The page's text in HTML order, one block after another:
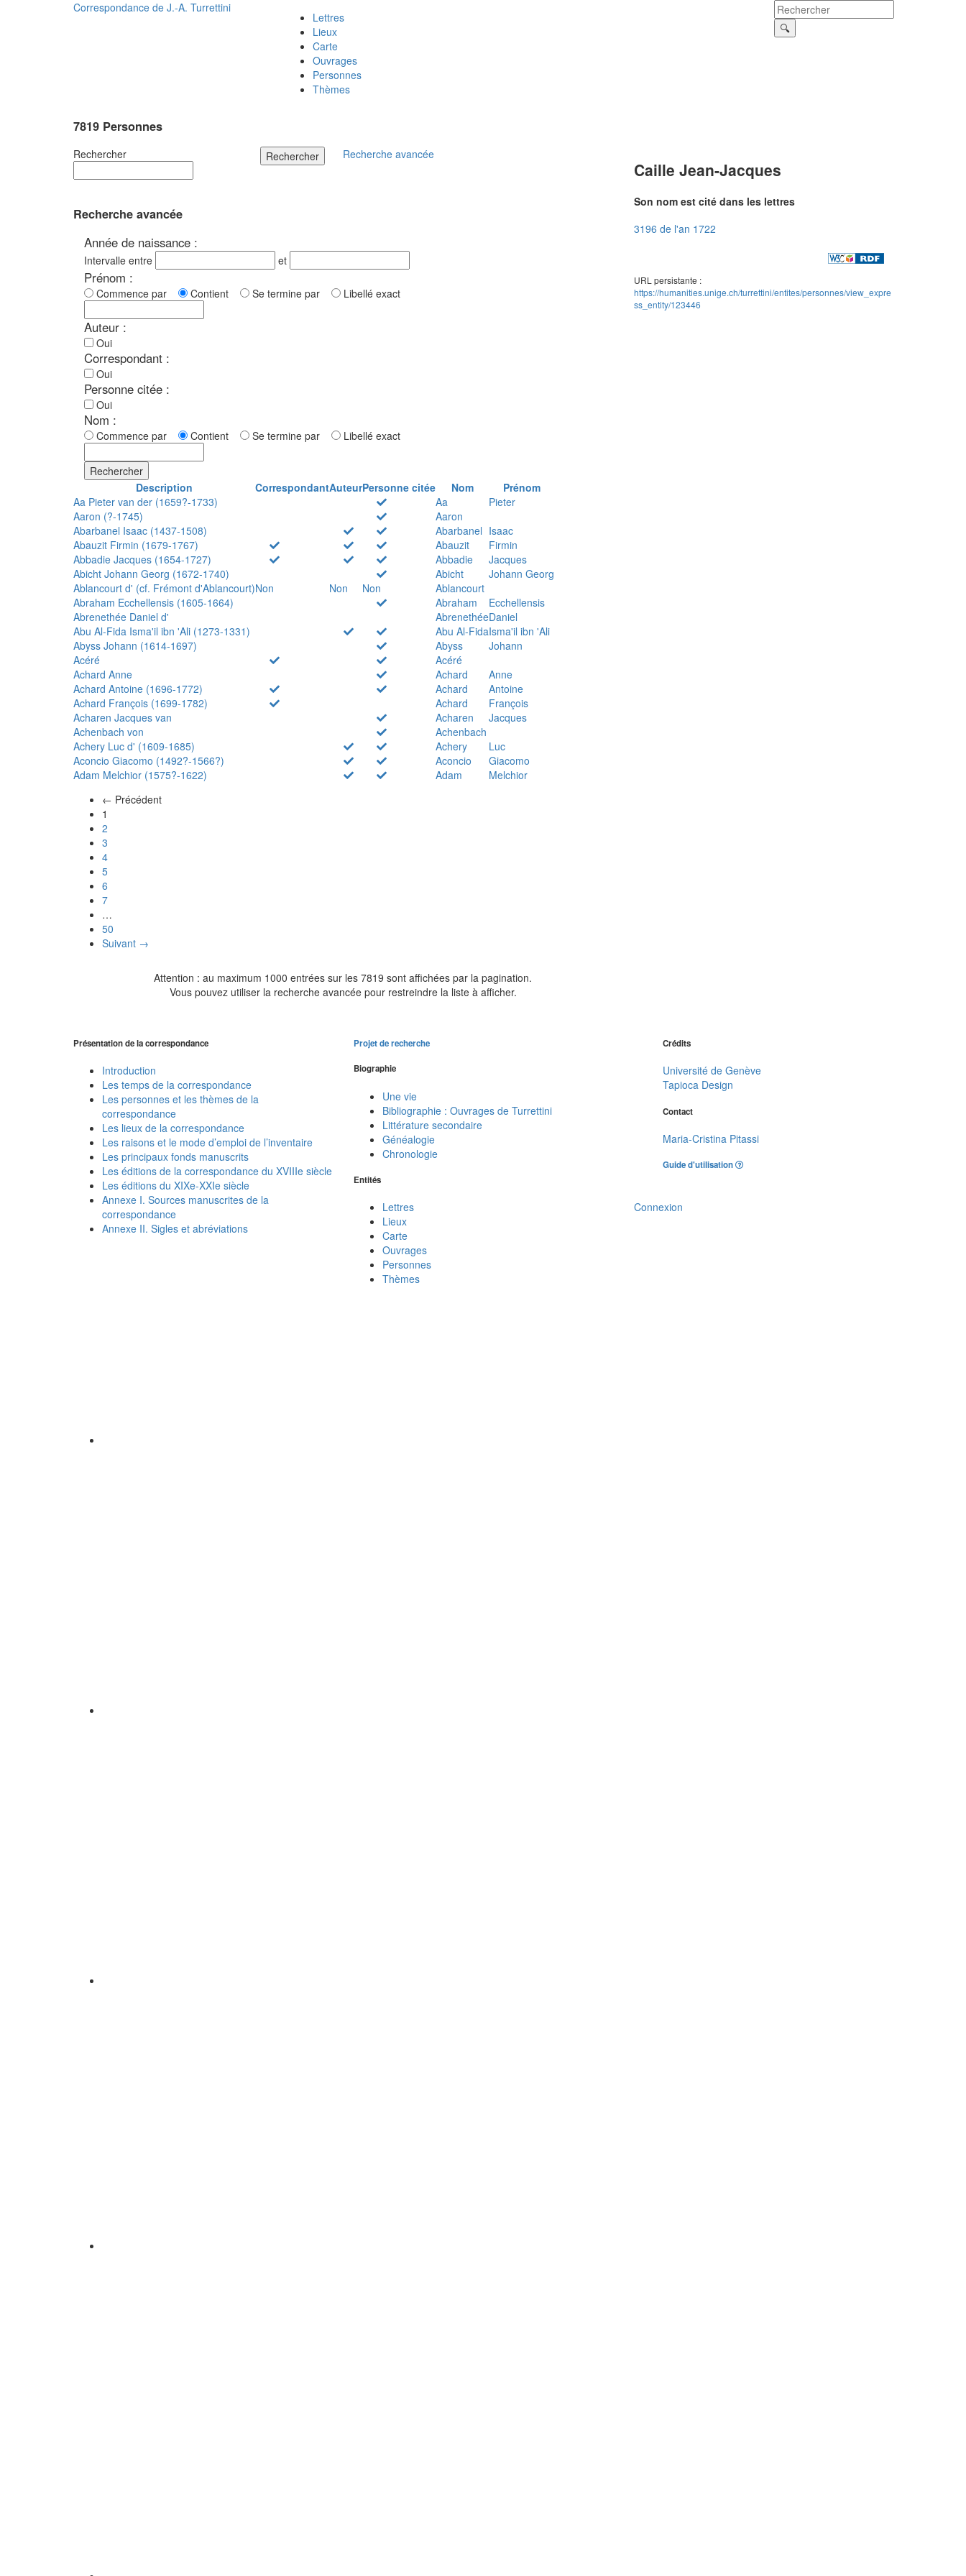
Correspondance de J.-A. Turrettini
Lettres
Lieux
Carte
Ouvrages
Personnes
Thèmes
7819 Personnes
Rechercher Rechercher Recherche avancée
Recherche avancée
Année de naissance :
Intervalle entre et
Prénom :
Commence par Contient Se termine par Libellé exact
Auteur :
Oui
Correspondant :
Oui
Personne citée :
Oui
Nom :
Commence par Contient Se termine par Libellé exact
Rechercher
Description
CorrespondantAuteurPersonne citée Nom
Prénom
Aa Pieter van der (1659?-1733)
Aa
Pieter
Aaron (?-1745)
Aaron
Abarbanel Isaac (1437-1508)
Abarbanel Isaac
Abauzit Firmin (1679-1767)
Abauzit
Firmin
Abbadie Jacques (1654-1727)
Abbadie
Jacques
Abicht Johann Georg (1672-1740)
Abicht
Johann Georg
Ablancourt d' (cf. Frémont d'Ablancourt)Non Non Non
Ablancourt
Abraham Ecchellensis (1605-1664)
Abraham
Ecchellensis
Abrenethée Daniel d'
AbrenethéeDaniel
Abu Al-Fida Isma'il ibn 'Ali (1273-1331)
Abu Al-FidaIsma'il ibn 'Ali
Abyss Johann (1614-1697)
Abyss
Johann
Acéré
Acéré
Achard Anne
Achard
Anne
Achard Antoine (1696-1772)
Achard
Antoine
Achard François (1699-1782)
Achard
François
Acharen Jacques van
Acharen
Jacques
Achenbach von
Achenbach
Achery Luc d' (1609-1685)
Achery
Luc
Aconcio Giacomo (1492?-1566?)
Aconcio
Giacomo
Adam Melchior (1575?-1622)
Adam
Melchior
← Précédent
1
2
3
4
5
6
7
…
50
Suivant →
Attention : au maximum 1000 entrées sur les 7819 sont affichées par la pagination.
Vous pouvez utiliser la recherche avancée pour restreindre la liste à afficher.
Caille Jean-Jacques
Son nom est cité dans les lettres
3196 de l'an 1722
URL persistante :
https://humanities.unige.ch/turrettini/entites/personnes/view_expre
ss_entity/123446
Présentation de la correspondance
Introduction
Les temps de la correspondance
Les personnes et les thèmes de la
correspondance
Les lieux de la correspondance
Les raisons et le mode d’emploi de l’inventaire
Les principaux fonds manuscrits
Les éditions de la correspondance du XVIIIe siècle
Les éditions du XIXe-XXIe siècle
Annexe I. Sources manuscrites de la
correspondance
Annexe II. Sigles et abréviations
Projet de recherche
Biographie
Une vie
Bibliographie : Ouvrages de Turrettini
Littérature secondaire
Généalogie
Chronologie
Entités
Lettres
Lieux
Carte
Ouvrages
Personnes
Thèmes
Crédits
Université de Genève
Tapioca Design
Contact
Maria-Cristina Pitassi
Guide d'utilisation
Connexion